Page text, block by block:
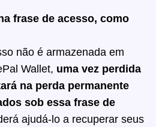
frase de acesso, como
não é armazenada em
Wallet, uma vez perdida
na perda permanente
sob essa frase de
ajudá-lo a recuperar seus